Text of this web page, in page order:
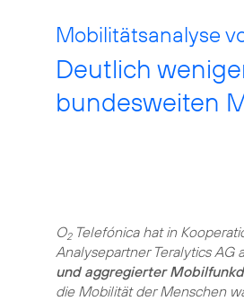
Mobilitätsanalyse
Deutlich
bundesweiten
O2Telefónica hat in
Analysepartner Teralytics AG
und aggregierter
die Mobilität der Menschen